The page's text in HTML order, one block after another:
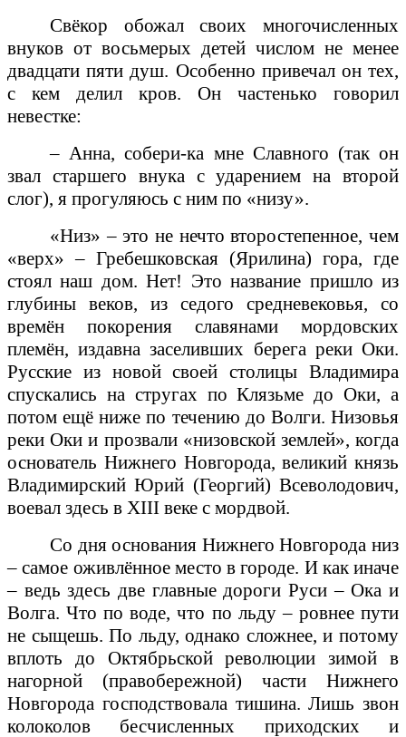
Свёкор обожал своих многочисленных
внуков от восьмерых детей числом не менее
двадцати пяти душ. Особенно привечал он тех,
с кем делил кров. Он частенько говорил
невестке:
– Анна, собери-ка мне Славного (так он
звал старшего внука с ударением на второй
слог), я прогуляюсь с ним по «низу».
«Низ» – это не нечто второстепенное, чем
«верх» – Гребешковская (Ярилина) гора, где
стоял наш дом. Нет! Это название пришло из
глубины веков, из седого средневековья, со
времён покорения славянами мордовских
племён, издавна заселивших берега реки Оки.
Русские из новой своей столицы Владимира
спускались на стругах по Клязьме до Оки, а
потом ещё ниже по течению до Волги. Низовья
реки Оки и прозвали «низовской землей», когда
основатель Нижнего Новгорода, великий князь
Владимирский Юрий (Георгий) Всеволодович,
воевал здесь в XIII веке с мордвой.
Со дня основания Нижнего Новгорода низ
– самое оживлённое место в городе. И как иначе
– ведь здесь две главные дороги Руси – Ока и
Волга. Что по воде, что по льду – ровнее пути
не сыщешь. По льду, однако сложнее, и потому
вплоть до Октябрьской революции зимой в
нагорной (правобережной) части Нижнего
Новгорода господствовала тишина. Лишь звон
колоколов бесчисленных приходских и